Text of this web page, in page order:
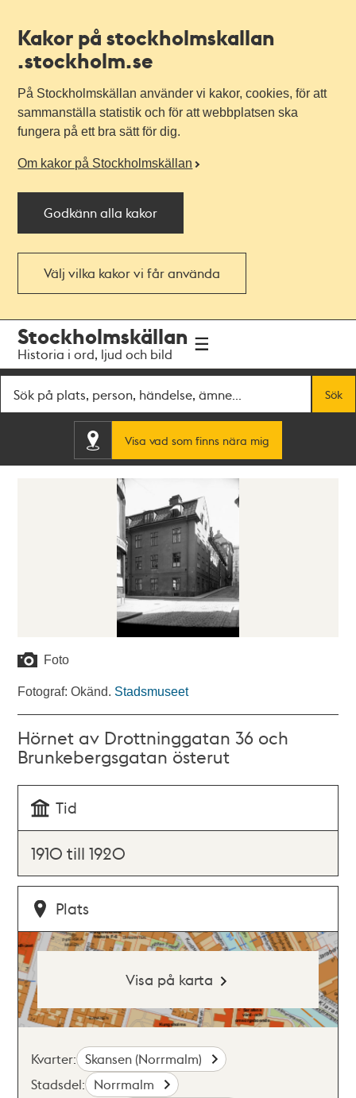
Kakor på stockholmskallan
.stockholm.se
På Stockholmskällan använder vi kakor, cookies, för att
sammanställa statistik och för att webbplatsen ska
fungera på ett bra sätt för dig.
Om kakor på Stockholmskällan
Godkänn alla kakor
Välj vilka kakor vi får använda
navigationen
huvudinnehållet
Stockholmskällan
Historia i ord, ljud och bild
Sök
Visa vad som finns nära mig
Foto
Fotograf: Okänd. Stadsmuseet
Hörnet av Drottninggatan 36 och
Brunkebergsgatan österut
Tid
1910 till 1920
Plats
Visa på karta
Kvarter: Skansen (Norrmalm)
Stadsdel: Norrmalm